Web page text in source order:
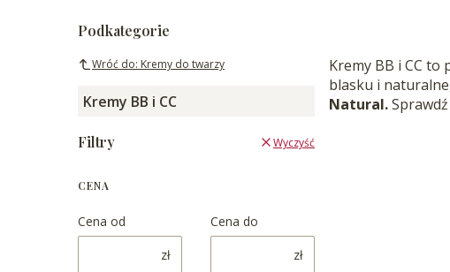
Podkategorie
Wróć do: Kremy do twarzy
Kremy BB i CC
Filtry Wyczyść
CENA
Cena od
zł
Cena do
zł
Kremy BB i CC to
blasku i
Natural.